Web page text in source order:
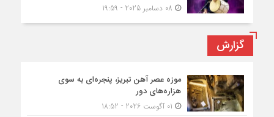
گزارش
موزه عصر آهن تبریز، پنجره‌ای به سوی
هزاره‌های دور